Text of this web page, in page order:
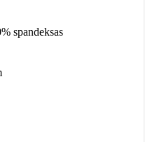
spandeksas